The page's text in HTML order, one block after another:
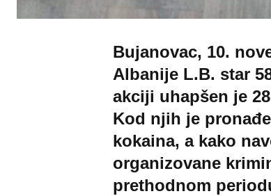
Bujanovac, 10.
Albanije L.B. star
akciji uhapšen je
Kod njih je
kokaina, a kako
organizovane
prethodnom